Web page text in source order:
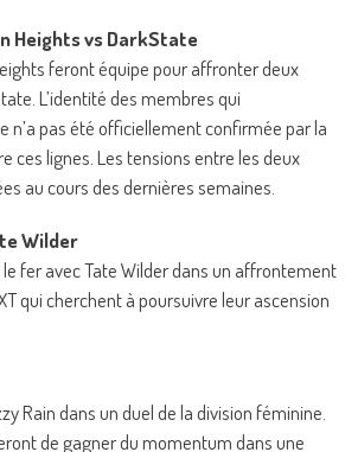
Heights vs DarkState
feront équipe pour affronter deux
L’identité des membres qui
n’a pas été officiellement confirmée par la
ces lignes. Les tensions entre les deux
au cours des dernières semaines.
Wilder
fer avec Tate Wilder dans un affrontement
qui cherchent à poursuivre leur ascension
Rain dans un duel de la division féminine.
de gagner du momentum dans une